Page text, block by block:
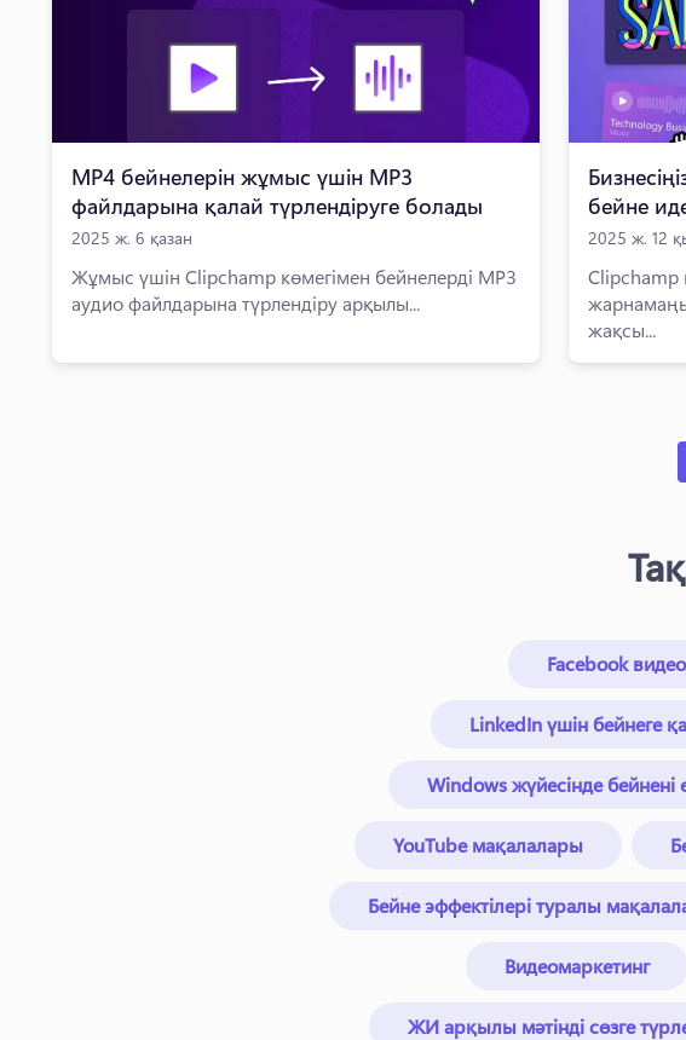
MP4 бейнелерін жұмыс үшін MP3
файлдарына қалай түрлендіруге болады
2025 ж. 6 қазан
Жұмыс үшін Clipchamp көмегімен бейнелерді MP3
аудио файлдарына түрлендіру арқылы...
бейне
2025 ж. 12
Clipchamp
жақсы...
Facebook
LinkedIn үшін бейнеге
Windows жүйесінде
YouTube мақалалары
Бейне эффектілері туралы
Видеомаркетинг
ЖИ арқылы мәтінді сөзге